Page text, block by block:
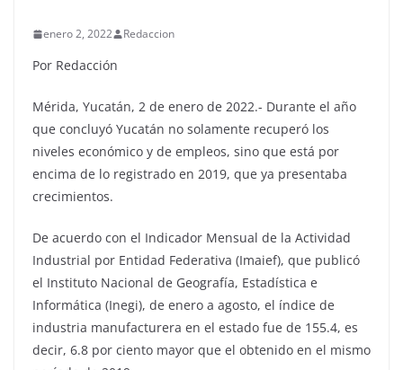
enero 2, 2022 Redaccion
Por Redacción
Mérida, Yucatán, 2 de enero de 2022.- Durante el año
que concluyó Yucatán no solamente recuperó los
niveles económico y de empleos, sino que está por
encima de lo registrado en 2019, que ya presentaba
crecimientos.
De acuerdo con el Indicador Mensual de la Actividad
Industrial por Entidad Federativa (Imaief), que publicó
el Instituto Nacional de Geografía, Estadística e
Informática (Inegi), de enero a agosto, el índice de
industria manufacturera en el estado fue de 155.4, es
decir, 6.8 por ciento mayor que el obtenido en el mismo